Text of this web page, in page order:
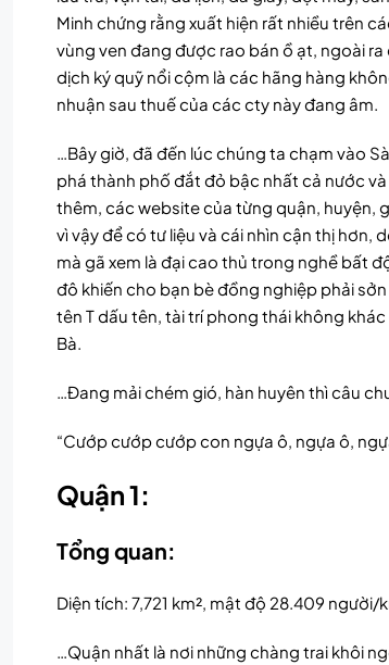
Minh chứng rằng xuất hiện rất nhiều trên
vùng ven đang được rao bán ồ ạt, ngoài
dịch ký quỹ nổi cộm là các hãng hàng
nhuận sau thuế của các cty này đang âm.
…Bây giờ, đã đến lúc chúng ta chạm vào
phá thành phố đắt đỏ bậc nhất cả nước
thêm, các website của từng quận, huyện,
vì vậy để có tư liệu và cái nhìn cận thị
mà gã xem là đại cao thủ trong nghề bất
đô khiến cho bạn bè đồng nghiệp phải
tên T dấu tên, tài trí phong thái không
Bà.
…Đang mải chém gió, hàn huyên thì câu
“Cướp cướp cướp con ngựa ô, ngựa ô,
Quận 1:
Tổng quan:
Diện tích: 7,721 km², mật độ 28.409
…Quận nhất là nơi những chàng trai khôi